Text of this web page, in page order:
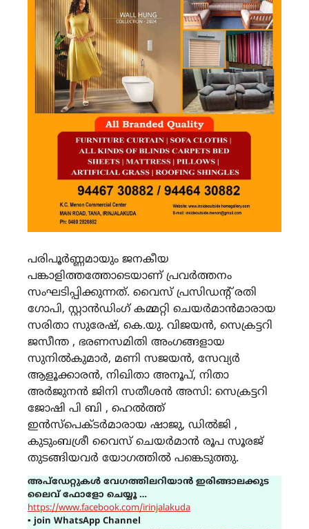
പരിപൂർണ്ണമായും ജനകീയ
പങ്കാളിത്തത്തോടെയാണ് പ്രവർത്തനം
സംഘടിപ്പിക്കുന്നത്. വൈസ് പ്രസിഡൻ്റ് രതി
ഗോപി, സ്റ്റാൻഡിംഗ് കമ്മറ്റി ചെയർമാൻമാരായ
സരിതാ സുരേഷ്, കെ.യു. വിജയൻ, സെക്രട്ടറി
ജസീന്ത , ഭരണസമിതി അംഗങ്ങളായ
സുനിൽകുമാർ, മണി സജയൻ, സേവ്യർ
ആളൂക്കാരൻ, നിഖിതാ അനൂപ്, നിതാ
അർജുനൻ ജിനി സതീശൻ അസി: സെക്രട്ടറി
ജോഷി പി ബി , ഹെൽത്ത്
ഇൻസ്പെക്ടർമാരായ ഷാജു, ഡിൽജി ,
കുടുംബശ്രീ വൈസ് ചെയർമാൻ രൂപ സൂരജ്
തുടങ്ങിയവർ യോഗത്തിൽ പങ്കെടുത്തു.
അപ്ഡേറ്റുകൾ വേഗത്തിലറിയാൻ ഇരിങ്ങാലക്കുട
ലൈവ് ഫോളോ ചെയ്യൂ …
https://www.facebook.com/irinjalakuda
▪join WhatsApp Channel